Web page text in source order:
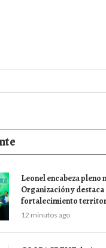
Leonel encabeza pleno
Organización y destaca
fortalecimiento
12 minutos ago